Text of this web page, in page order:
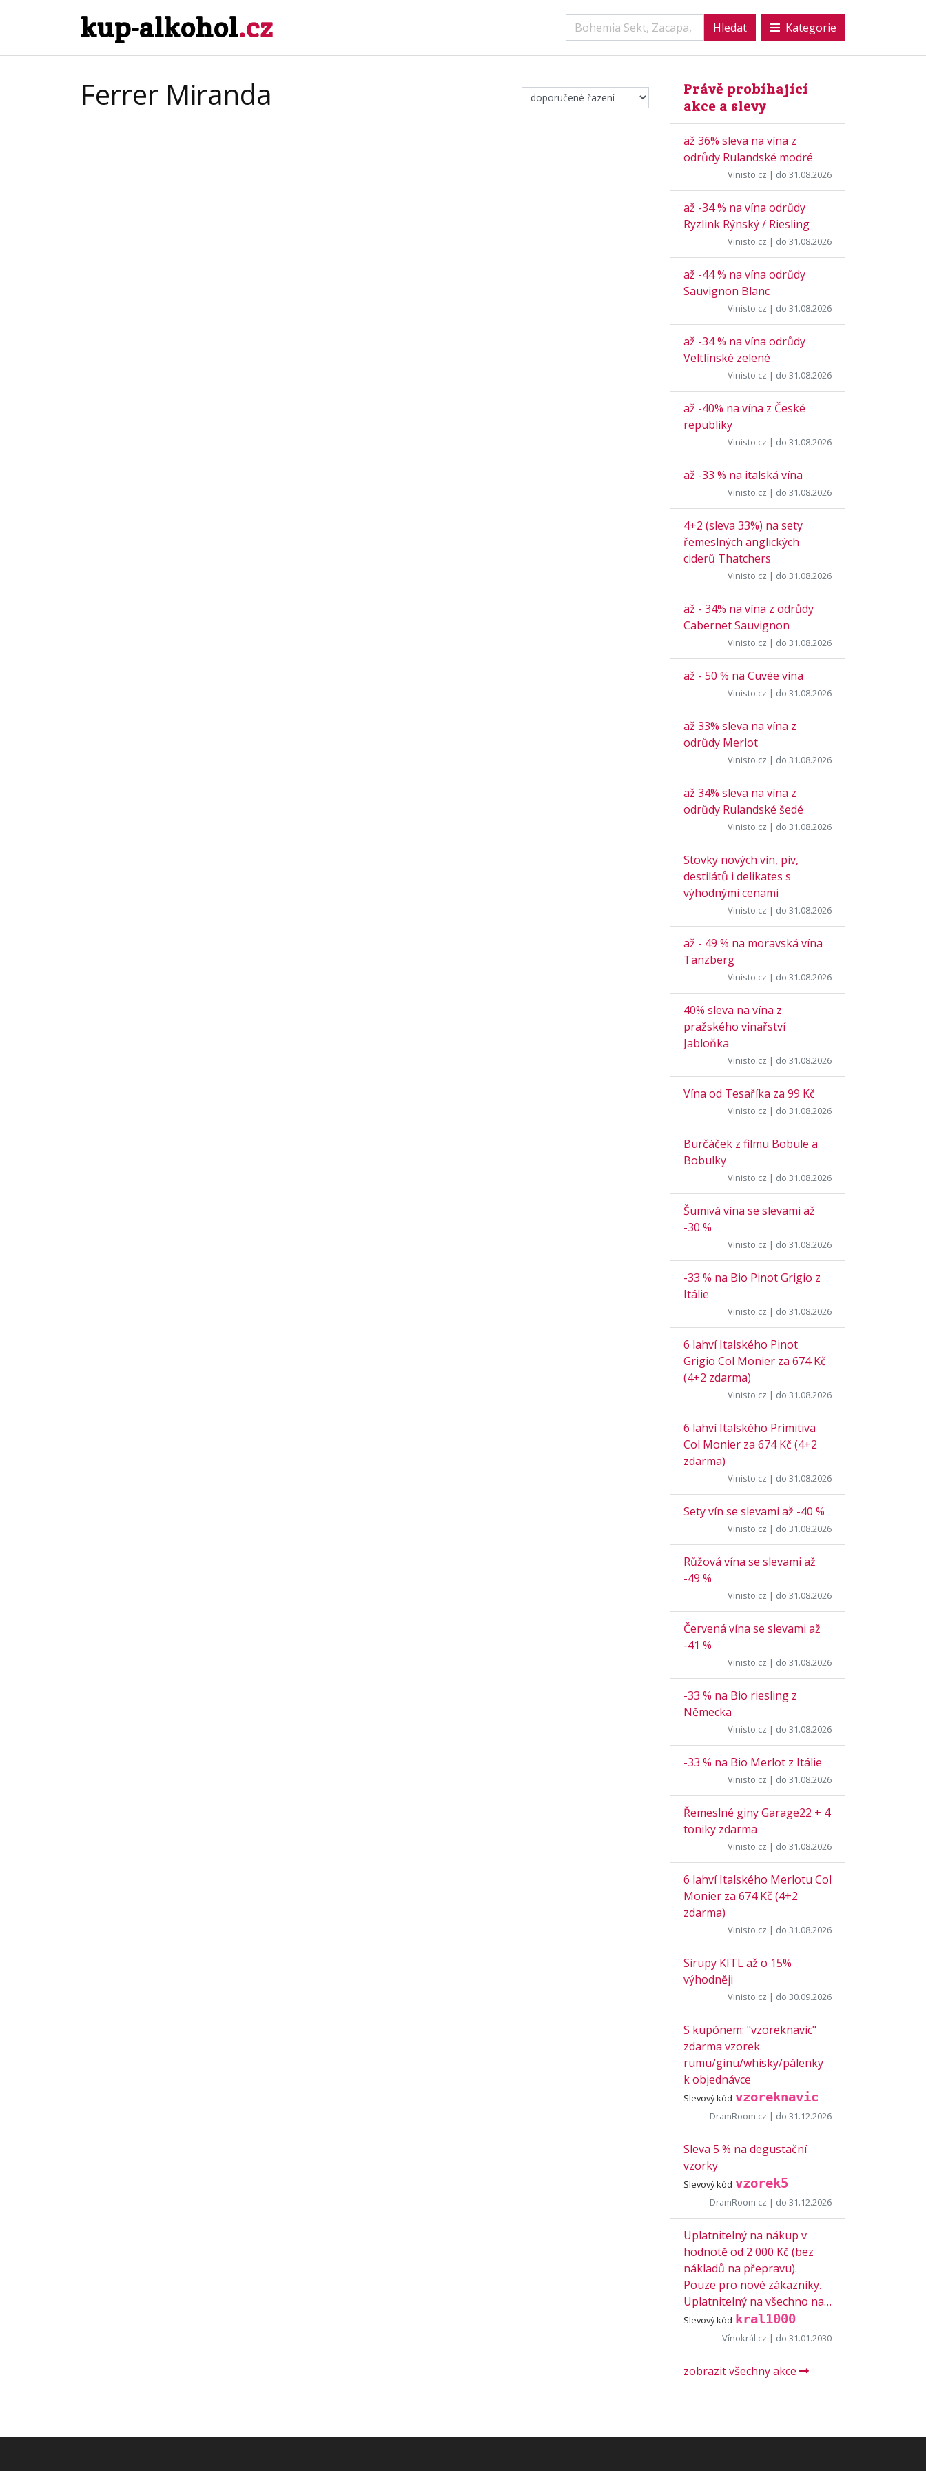
kup-alkohol.cz Kategorie
Ferrer Miranda
Právě probíhající
akce a slevy
až 36% sleva na vína z
odrůdy Rulandské modré
Vinisto.cz | do 31.08.2026
až -34 % na vína odrůdy
Ryzlink Rýnský / Riesling
Vinisto.cz | do 31.08.2026
až -44 % na vína odrůdy
Sauvignon Blanc
Vinisto.cz | do 31.08.2026
až -34 % na vína odrůdy
Veltlínské zelené
Vinisto.cz | do 31.08.2026
až -40% na vína z České
republiky
Vinisto.cz | do 31.08.2026
až -33 % na italská vína
Vinisto.cz | do 31.08.2026
4+2 (sleva 33%) na sety
řemeslných anglických
ciderů Thatchers
Vinisto.cz | do 31.08.2026
až - 34% na vína z odrůdy
Cabernet Sauvignon
Vinisto.cz | do 31.08.2026
až - 50 % na Cuvée vína
Vinisto.cz | do 31.08.2026
až 33% sleva na vína z
odrůdy Merlot
Vinisto.cz | do 31.08.2026
až 34% sleva na vína z
odrůdy Rulandské šedé
Vinisto.cz | do 31.08.2026
Stovky nových vín, piv,
destilátů i delikates s
výhodnými cenami
Vinisto.cz | do 31.08.2026
až - 49 % na moravská vína
Tanzberg
Vinisto.cz | do 31.08.2026
40% sleva na vína z
pražského vinařství
Jabloňka
Vinisto.cz | do 31.08.2026
Vína od Tesaříka za 99 Kč
Vinisto.cz | do 31.08.2026
Burčáček z filmu Bobule a
Bobulky
Vinisto.cz | do 31.08.2026
Šumivá vína se slevami až
-30 %
Vinisto.cz | do 31.08.2026
-33 % na Bio Pinot Grigio z
Itálie
Vinisto.cz | do 31.08.2026
6 lahví Italského Pinot
Grigio Col Monier za 674 Kč
(4+2 zdarma)
Vinisto.cz | do 31.08.2026
6 lahví Italského Primitiva
Col Monier za 674 Kč (4+2
zdarma)
Vinisto.cz | do 31.08.2026
Sety vín se slevami až -40 %
Vinisto.cz | do 31.08.2026
Růžová vína se slevami až
-49 %
Vinisto.cz | do 31.08.2026
Červená vína se slevami až
-41 %
Vinisto.cz | do 31.08.2026
-33 % na Bio riesling z
Německa
Vinisto.cz | do 31.08.2026
-33 % na Bio Merlot z Itálie
Vinisto.cz | do 31.08.2026
Řemeslné giny Garage22 + 4
toniky zdarma
Vinisto.cz | do 31.08.2026
6 lahví Italského Merlotu Col
Monier za 674 Kč (4+2
zdarma)
Vinisto.cz | do 31.08.2026
Sirupy KITL až o 15%
výhodněji
Vinisto.cz | do 30.09.2026
S kupónem: "vzoreknavic"
zdarma vzorek
rumu/ginu/whisky/pálenky
k objednávce
Slevový kód vzoreknavic
DramRoom.cz | do 31.12.2026
Sleva 5 % na degustační
vzorky
Slevový kód vzorek5
DramRoom.cz | do 31.12.2026
Uplatnitelný na nákup v
hodnotě od 2 000 Kč (bez
nákladů na přepravu).
Pouze pro nové zákazníky.
Uplatnitelný na všechno na…
Slevový kód kral1000
Vínokrál.cz | do 31.01.2030
zobrazit všechny akce